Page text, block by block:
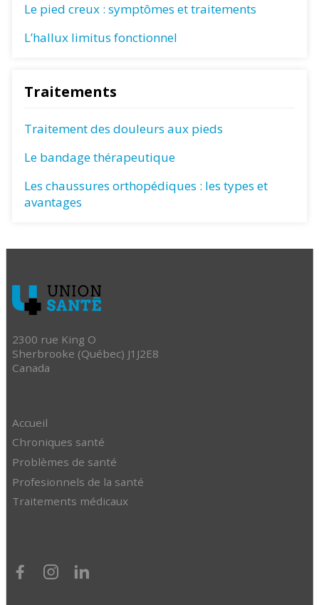
Le pied creux : symptômes et traitements
L’hallux limitus fonctionnel
Traitements
Traitement des douleurs aux pieds
Le bandage thérapeutique
Les chaussures orthopédiques : les types et
avantages
2300 rue King O
Sherbrooke (Québec) J1J2E8
Canada
Accueil
Chroniques santé
Problèmes de santé
Profesionnels de la santé
Traitements médicaux